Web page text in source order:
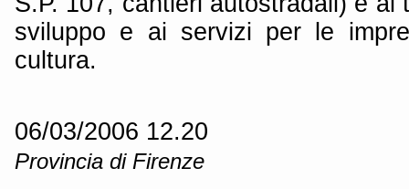
sviluppo e ai servizi per le
cultura.
06/03/2006 12.20
Provincia di Firenze